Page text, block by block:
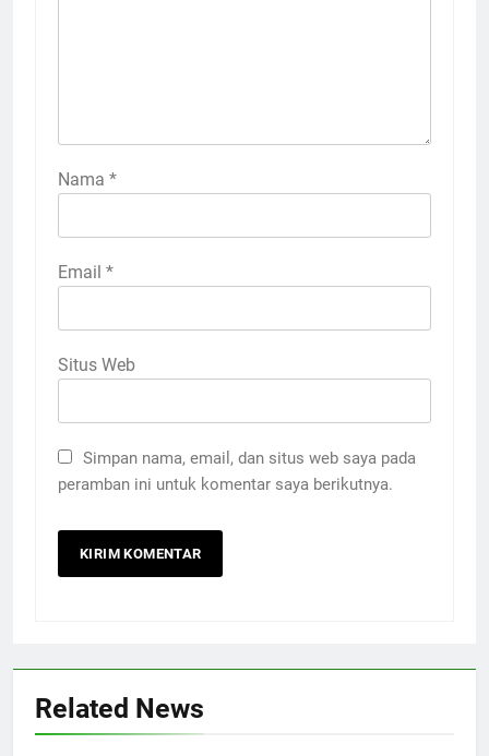
Nama *
Email *
Situs Web
Simpan nama, email, dan situs web saya pada
peramban ini untuk komentar saya berikutnya.
Related News